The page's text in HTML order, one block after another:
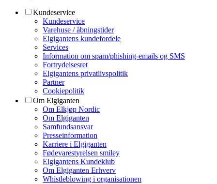
Kundeservice
Kundeservice
Varehuse / åbningstider
Elgigantens kundefordele
Services
Information om spam/phishing-emails og SMS
Fortrydelsesret
Elgigantens privatlivspolitik
Partner
Cookiepolitik
Om Elgiganten
Om Elkjøp Nordic
Om Elgiganten
Samfundsansvar
Presseinformation
Karriere i Elgiganten
Fødevarestyrelsen smiley
Elgigantens Kundeklub
Om Elgiganten Erhverv
Whistleblowing i organisationen